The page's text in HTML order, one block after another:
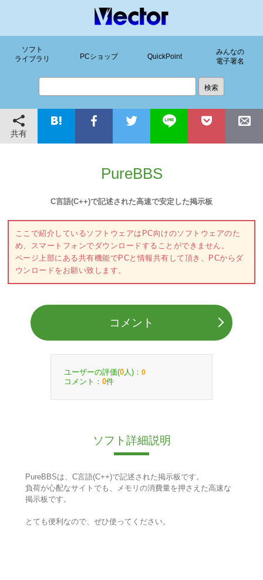
ソフト
ライブラリ
PCショップ QuickPoint
みんなの
電子署名
共有
PureBBS
C言語(C++)で記述された高速で安定した掲示板
ここで紹介しているソフトウェアはPC向けのソフトウェアのた
め、スマートフォンでダウンロードすることができません。
ページ上部にある共有機能でPCと情報共有して頂き、PCからダ
ウンロードをお願い致します。
コメント
ユーザーの評価(0 人)： 0
コメント： 0件
ソフト詳細説明
PureBBSは、C言語(C++)で記述された掲示板です。
負荷が心配なサイトでも、メモリの消費量を押さえた高速な
掲示板です。
とても便利なので、ぜひ使ってください。